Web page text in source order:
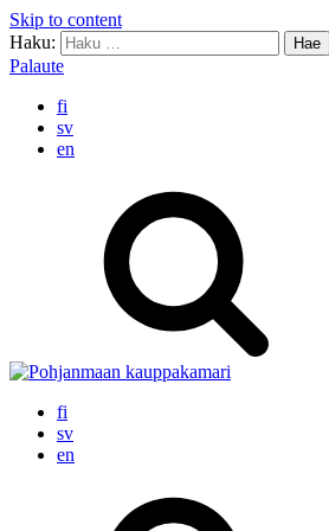
Skip to content
Haku:
Palaute
fi
sv
en
fi
sv
en